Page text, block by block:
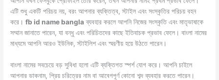
e
b
o
o
k
l
s
A
p
p
e
dI
n
di
t
y
Li
n
k
s
e
n
g
er
p
e
a
d
s
ar
e
এটি শুধু একটি পরিচয় নয়, বরং আপনার ব্যক্তিত্ব, স্টাইল এবং সংস্কৃতির পরিচয় বহন
করে।fb id name bangla ব্যবহার করলে আপনি নিজের সংস্কৃতি এবং মাতৃভাষাকে
সম্মান জানাতে পারেন, যা বন্ধু এবং পরিচিতদের কাছে ইতিবাচক প্রভাব ফেলে। বাংলা নামের
মাধ্যমে আপনি আরও ইউনিক, স্টাইলিশ এবং স্মরণীয় হয়ে উঠতে পারেন।
বাংলা নামের সবচেয়ে বড় সুবিধা হলো এটি ব্যক্তিগত স্পর্শ যোগ করে। আপনি চাইলে
আপনার ডাকনাম, প্রিয় চরিত্রের নাম বা আবেগপূর্ণ কোনো শব্দ ব্যবহার করতে পারেন।